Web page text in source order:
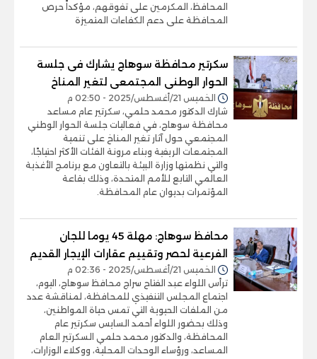
المحافظ، المكرمين على تفوقهم، مؤكداً حرص
المحافظة على دعم الكفاءات المتميزة
سكرتير محافظة سوهاج يشارك فى جلسة
الحوار الوطنى المجتمعى لتغير المناخ
الخميس 21/أغسطس/2025 - 02:50 م
شارك الدكتور محمد حلمي، سكرتير عام مساعد
محافظة سوهاج، في فعاليات جلسة الحوار الوطني
المجتمعي حول آثار تغير المناخ على تنمية
المجتمعات الريفية وبناء مرونة الفئات الأكثر احتياجًا،
والتي نظمتها وزارة البيئة بالتعاون مع برنامج الأغذية
العالمي التابع للأمم المتحدة، وذلك بقاعة
المؤتمرات بديوان عام المحافظة.
محافظ سوهاج: مهلة 45 يوما للجان
الفرعية لحصر وتقييم عقارات الإيجار القديم
الخميس 21/أغسطس/2025 - 02:36 م
ترأس اللواء عبد الفتاح سراج محافظ سوهاج، اليوم،
اجتماع المجلس التنفيذي للمحافظة، لمناقشة عدد
من الملفات الحيوية التي تمس حياة المواطنين،
وذلك بحضور اللواء أحمد السايس سكرتير عام
المحافظة، والدكتور محمد حلمي السكرتير العام
المساعد، ورؤساء الوحدات المحلية، ووكلاء الوزارات،